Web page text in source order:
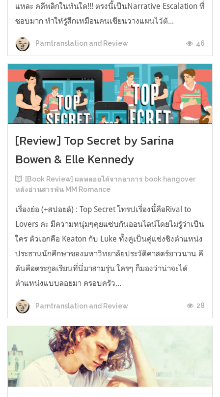
แหละ คดีพลิกในทันใด!!! ตรงนี้เป็นNarrative Escalation ที่
ชอบมาก ทำให้รู้สึกเหมือนคนเขียนวางแผนไว้ตั...
Parntranslation and Review 46
[Review] Top Secret by Sarina
Bowen & Elle Kennedy
[Book Review] ผลพลอยได้จากอาการ book hangover
หลังอ่านสารพัน MM Romance
เรื่องย่อ (+สปอยล์) : Top Secret โทรปเรื่องนี้คือRival to
Lovers ค่ะ มีความหนุ่มๆคุยแซ่บกันออนไลน์โดยไม่รู้ว่าเป็น
ใคร ตัวเอกคือ Keaton กับ Luke ทั้งคู่เป็นคู่แข่งชิงตำแหน่ง
ประธานนักศึกษาของมหาวิทยาลัยประวัติศาสตร์ยาวนาน คี
ตันคือตระกูลเรียนที่นี่มาสามรุ่น ใครๆ ก็มองว่าน่าจะได้
ตำแหน่งแบบลอยมา ครอบครัว...
Parntranslation and Review 28